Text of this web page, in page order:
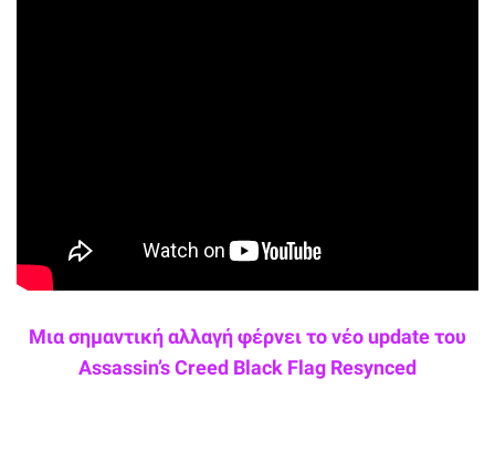
Μια σημαντική αλλαγή φέρνει το νέο update του
Assassin’s Creed Black Flag Resynced